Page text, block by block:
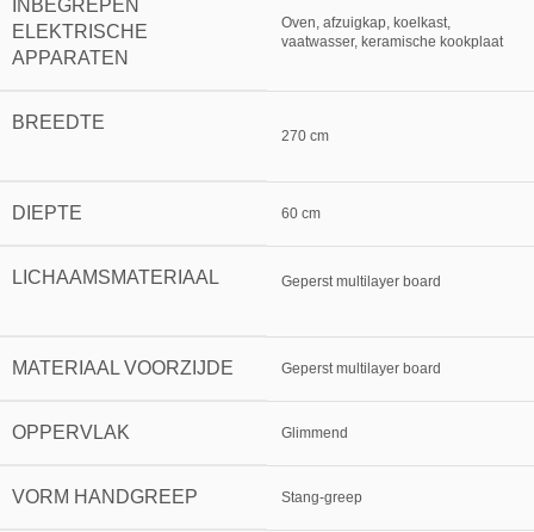
INBEGREPEN
ELEKTRISCHE
APPARATEN
Oven, afzuigkap, koelkast,
vaatwasser, keramische kookplaat
BREEDTE
270 cm
DIEPTE 60 cm
LICHAAMSMATERIAAL Geperst multilayer board
MATERIAAL VOORZIJDE Geperst multilayer board
OPPERVLAK Glimmend
VORM HANDGREEP Stang-greep